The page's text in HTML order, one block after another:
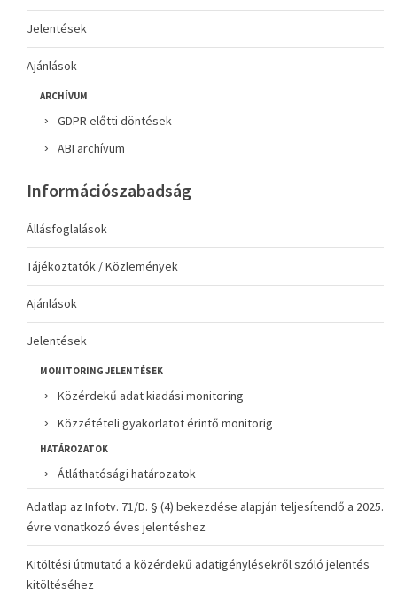
Jelentések
Ajánlások
ARCHÍVUM
GDPR előtti döntések
ABI archívum
Információszabadság
Állásfoglalások
Tájékoztatók / Közlemények
Ajánlások
Jelentések
MONITORING JELENTÉSEK
Közérdekű adat kiadási monitoring
Közzétételi gyakorlatot érintő monitorig
HATÁROZATOK
Átláthatósági határozatok
Adatlap az Infotv. 71/D. § (4) bekezdése alapján teljesítendő a 2025.
évre vonatkozó éves jelentéshez
Kitöltési útmutató a közérdekű adatigénylésekről szóló jelentés
kitöltéséhez